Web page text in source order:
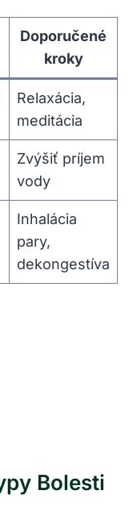
Doporučené
kroky
Relaxácia,
meditácia
Zvýšiť príjem
vody
Inhalácia
pary,
dekongestíva
Bolesti